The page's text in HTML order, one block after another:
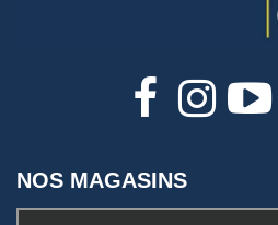
NOS MAGASINS